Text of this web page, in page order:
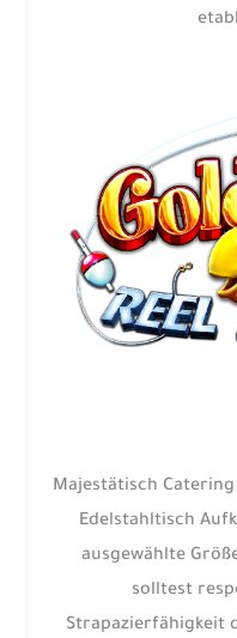
Majestätisch
Edelstahltisch
ausgewählte
solltest
Strapazierfähigkeit